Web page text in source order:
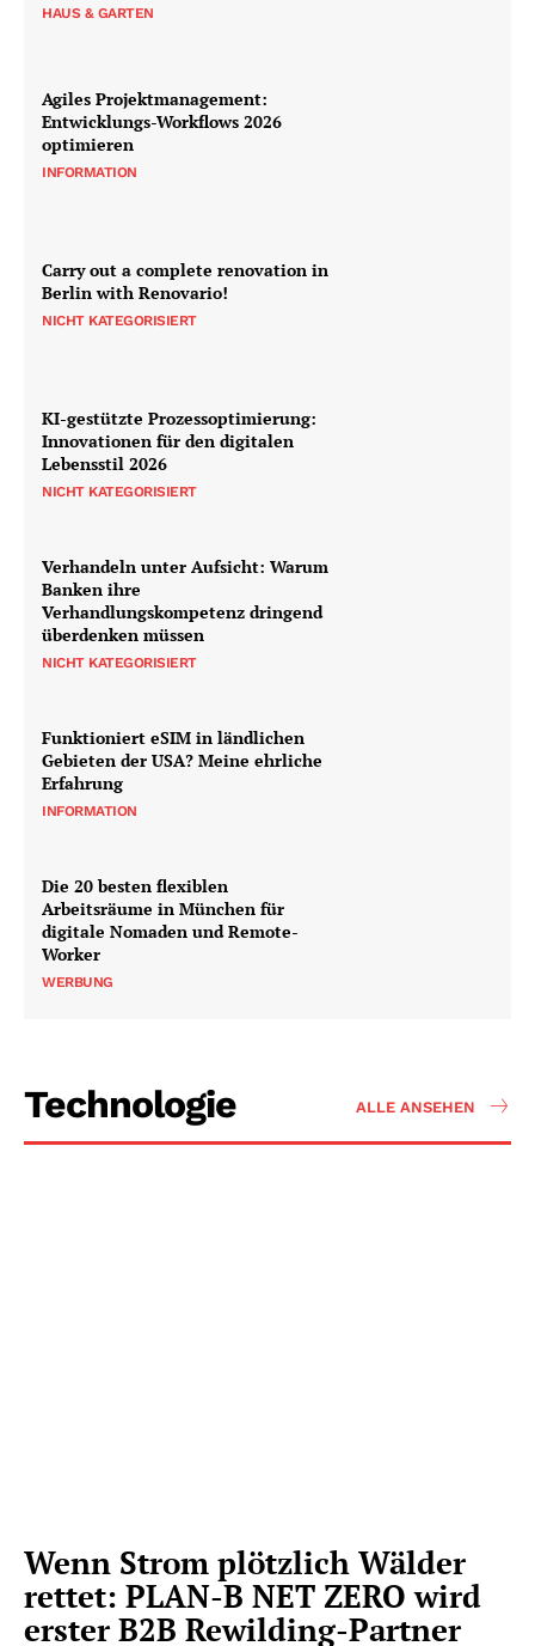
HAUS & GARTEN
Agiles Projektmanagement:
Entwicklungs-Workflows 2026
optimieren
INFORMATION
Carry out a complete renovation in
Berlin with Renovario!
NICHT KATEGORISIERT
KI-gestützte Prozessoptimierung:
Innovationen für den digitalen
Lebensstil 2026
NICHT KATEGORISIERT
Verhandeln unter Aufsicht: Warum
Banken ihre
Verhandlungskompetenz dringend
überdenken müssen
NICHT KATEGORISIERT
Funktioniert eSIM in ländlichen
Gebieten der USA? Meine ehrliche
Erfahrung
INFORMATION
Die 20 besten flexiblen
Arbeitsräume in München für
digitale Nomaden und Remote-
Worker
WERBUNG
Technologie ALLE ANSEHEN
Wenn Strom plötzlich Wälder
rettet: PLAN-B NET ZERO wird
erster B2B Rewilding-Partner